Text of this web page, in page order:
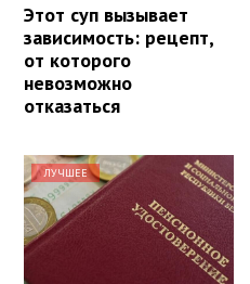
Этот суп вызывает
зависимость: рецепт,
от которого
невозможно
отказаться
ЛУЧШЕЕ